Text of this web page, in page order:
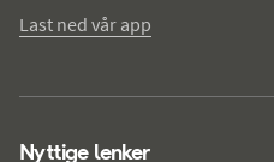
Last ned vår app
Nyttige lenker